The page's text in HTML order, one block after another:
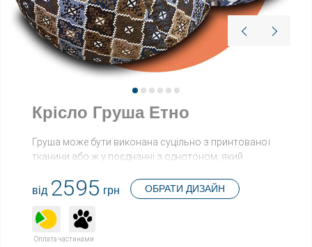
Крісло Груша Етно
Груша може бути виконана суцільно з принтованої
тканини або ж у поєднанні з однотоном, який
ЕТНО - колекція крісел-мішків, в дизайні яких
використані принтовані тканини у етно стилістиці.
Потрібна допомога у виборі? З радістю підберемо
дизайн, напишіть нам!
ОБРАТИ ДИЗАЙН
від 2595 грн
Оплата частинами